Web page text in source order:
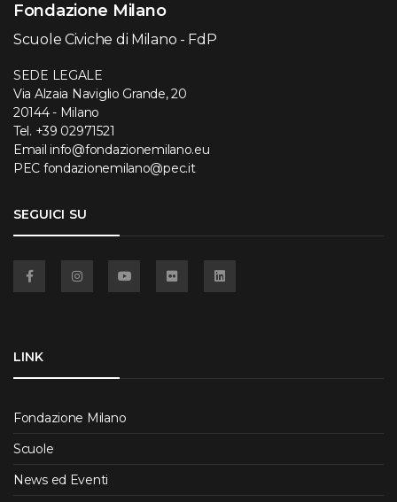
Fondazione Milano
Scuole Civiche di Milano - FdP
SEDE LEGALE
Via Alzaia Naviglio Grande, 20
20144 - Milano
Tel. +39 02971521
Email info@fondazionemilano.eu
PEC fondazionemilano@pec.it
SEGUICI SU
LINK
Fondazione Milano
Scuole
News ed Eventi